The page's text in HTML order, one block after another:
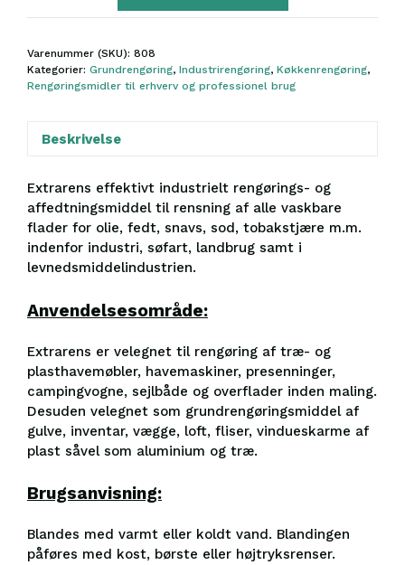
Varenummer (SKU): 808
Kategorier: Grundrengøring, Industrirengøring, Køkkenrengøring,
Rengøringsmidler til erhverv og professionel brug
Beskrivelse
Extrarens effektivt industrielt rengørings- og
affedtningsmiddel til rensning af alle vaskbare
flader for olie, fedt, snavs, sod, tobakstjære m.m.
indenfor industri, søfart, landbrug samt i
levnedsmiddelindustrien.
​Anvendelsesområde:
Extrarens er velegnet til rengøring af træ- og
plasthavemøbler, havemaskiner, presenninger,
campingvogne, sejlbåde og overflader inden maling.
Desuden velegnet som grundrengøringsmiddel af
gulve, inventar, vægge, loft, fliser, vindueskarme af
plast såvel som aluminium og træ.
Brugsanvisning:
Blandes med varmt eller koldt vand. Blandingen
påføres med kost, børste eller højtryksrenser.